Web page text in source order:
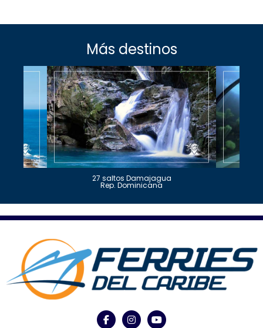
Más destinos
27 saltos Damajagua
Rep. Dominicana